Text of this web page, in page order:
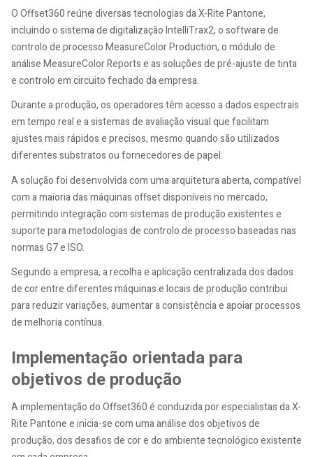
O Offset360 reúne diversas tecnologias da X-Rite Pantone,
incluindo o sistema de digitalização IntelliTrax2, o software de
controlo de processo MeasureColor Production, o módulo de
análise MeasureColor Reports e as soluções de pré-ajuste de tinta
e controlo em circuito fechado da empresa.
Durante a produção, os operadores têm acesso a dados espectrais
em tempo real e a sistemas de avaliação visual que facilitam
ajustes mais rápidos e precisos, mesmo quando são utilizados
diferentes substratos ou fornecedores de papel.
A solução foi desenvolvida com uma arquitetura aberta, compatível
com a maioria das máquinas offset disponíveis no mercado,
permitindo integração com sistemas de produção existentes e
suporte para metodologias de controlo de processo baseadas nas
normas G7 e ISO.
Segundo a empresa, a recolha e aplicação centralizada dos dados
de cor entre diferentes máquinas e locais de produção contribui
para reduzir variações, aumentar a consistência e apoiar processos
de melhoria contínua.
Implementação orientada para
objetivos de produção
A implementação do Offset360 é conduzida por especialistas da X-
Rite Pantone e inicia-se com uma análise dos objetivos de
produção, dos desafios de cor e do ambiente tecnológico existente